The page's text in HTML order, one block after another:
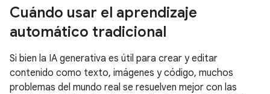
Cuándo usar el aprendizaje
automático tradicional
Si bien la IA generativa es útil para crear y editar
contenido como texto, imágenes y código, muchos
problemas del mundo real se resuelven mejor con las